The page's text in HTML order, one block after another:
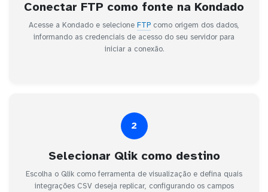
Conectar FTP como fonte na Kondado
Acesse a Kondado e selecione FTP como origem dos dados,
informando as credenciais de acesso do seu servidor para
iniciar a conexão.
2
Selecionar Qlik como destino
Escolha o Qlik como ferramenta de visualização e defina quais
integrações CSV deseja replicar, configurando os campos